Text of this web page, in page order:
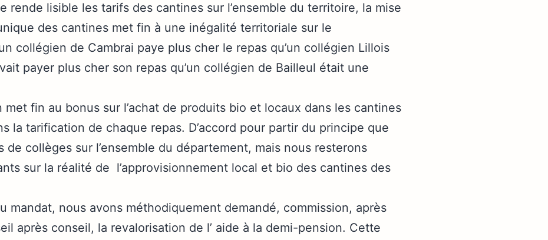
rende lisible les tarifs des cantines sur l’ensemble du territoire, la mise
des cantines met fin à une inégalité territoriale sur le
collégien de Cambrai paye plus cher le repas qu’un collégien Lillois
payer plus cher son repas qu’un collégien de Bailleul était une
fin au bonus sur l’achat de produits bio et locaux dans les cantines
la tarification de chaque repas. D’accord pour partir du principe que
de collèges sur l’ensemble du département, mais nous resterons
sur la réalité de l’approvisionnement local et bio des cantines des
mandat, nous avons méthodiquement demandé, commission, après
après conseil, la revalorisation de l’ aide à la demi-pension. Cette